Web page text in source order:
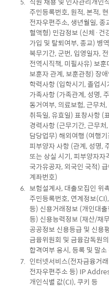
주민등록번호, 원적, 본적,
전자우편주소, 생년월일,
혈액형) 민감정보 (신체·건
가입 및 탈퇴여부, 종교) 병
복무기간, 군번, 입영일자,
전역시직책, 미필사유) 보
보훈자 관계, 보훈관청) 장
학력사항 (입학시기, 졸업
가족사항 (가족관계, 성명,
동거여부, 의료보험, 근무
취득일, 유효일) 표창사항 (
경력사항 (근무기간, 근무
담당업무) 해외여행 (여행
피부양자 사항 (관계, 성명,
또는 상실 시기, 피부양자자
국가유공자, 외국인 국적)
계좌번호)
보험설계사, 대출모집인 위
주민등록번호, 연계정보
등) 신용거래정보 (개인대
등) 신용능력정보 (재산/채
공공정보 신용등급 및 신용
금융위원회 및 금융감독원
합격여부 응시, 등록 및 말소
인터넷서비스(전자금융거
전자우편주소 등) IP
개인식별 값(CI), 쿠키 등